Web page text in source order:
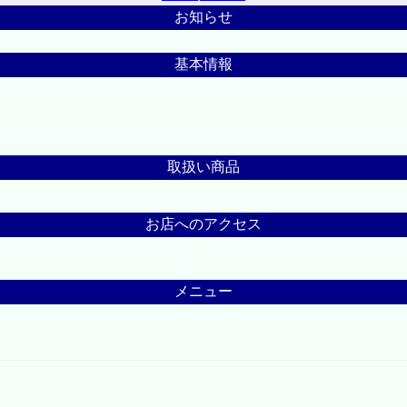
お知らせ
基本情報
取扱い商品
お店へのアクセス
メニュー